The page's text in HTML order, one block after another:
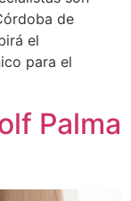
de
el
para el
Palma